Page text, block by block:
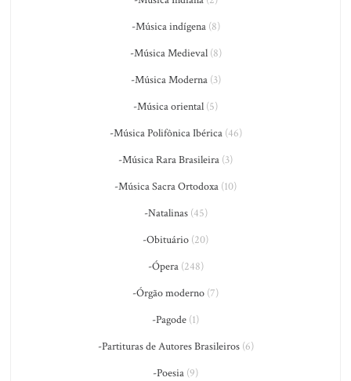
-Música indígena(8)
-Música Medieval(8)
-Música Moderna(3)
-Música oriental (5)
-Música Polifônica Ibérica(46)
-Música Rara Brasileira (3)
-Música Sacra Ortodoxa (10)
-Natalinas(45)
-Obituário (20)
-Ópera(248)
-Órgão moderno (7)
-Pagode (1)
-Partituras de Autores Brasileiros(6)
-Poesia (9)